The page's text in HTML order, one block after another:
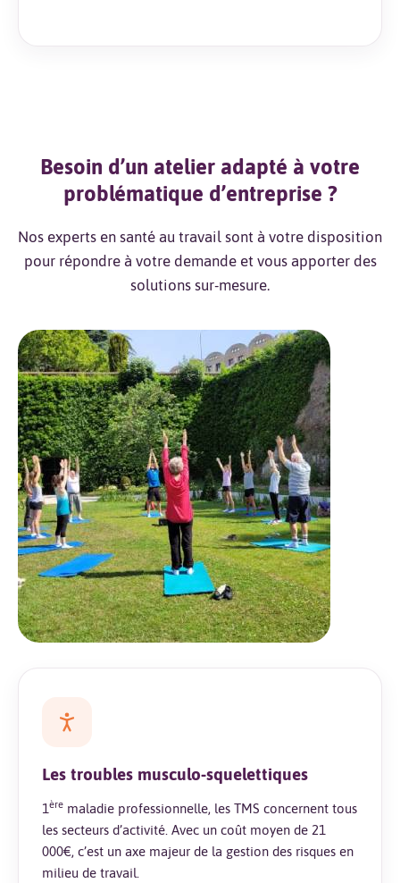
Besoin d’un atelier adapté à votre
problématique d’entreprise ?
Nos experts en santé au travail sont à votre disposition
pour répondre à votre demande et vous apporter des
solutions sur-mesure.
Les troubles musculo-squelettiques
1ère maladie professionnelle, les TMS concernent tous
les secteurs d’activité. Avec un coût moyen de 21
000€, c’est un axe majeur de la gestion des risques en
milieu de travail.